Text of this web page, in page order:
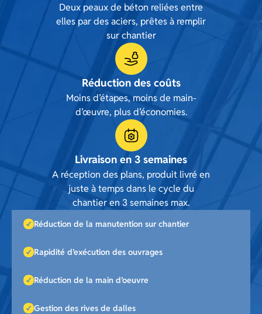
Deux peaux de béton reliées entre
elles par des aciers, prêtes à remplir
sur chantier
Réduction des coûts
Moins d’étapes, moins de main-
d’œuvre, plus d’économies.
Livraison en 3 semaines
A réception des plans, produit livré en
juste à temps dans le cycle du
chantier en 3 semaines max.
Réduction de la manutention sur chantier
Rapidité d’exécution des ouvrages
Réduction de la main d’oeuvre
Gestion des rives de dalles